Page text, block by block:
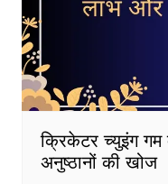
क्रिकेटर च्युइंग
अनुष्ठानों की खोज